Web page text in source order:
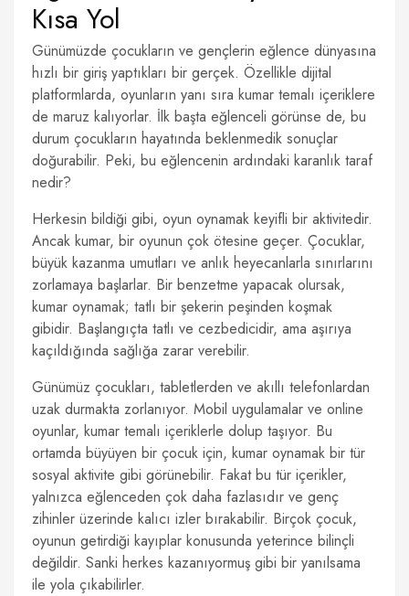
Kısa Yol
Günümüzde çocukların ve gençlerin eğlence dünyasına
hızlı bir giriş yaptıkları bir gerçek. Özellikle dijital
platformlarda, oyunların yanı sıra kumar temalı içeriklere
de maruz kalıyorlar. İlk başta eğlenceli görünse de, bu
durum çocukların hayatında beklenmedik sonuçlar
doğurabilir. Peki, bu eğlencenin ardındaki karanlık taraf
nedir?
Herkesin bildiği gibi, oyun oynamak keyifli bir aktivitedir.
Ancak kumar, bir oyunun çok ötesine geçer. Çocuklar,
büyük kazanma umutları ve anlık heyecanlarla sınırlarını
zorlamaya başlarlar. Bir benzetme yapacak olursak,
kumar oynamak; tatlı bir şekerin peşinden koşmak
gibidir. Başlangıçta tatlı ve cezbedicidir, ama aşırıya
kaçıldığında sağlığa zarar verebilir.
Günümüz çocukları, tabletlerden ve akıllı telefonlardan
uzak durmakta zorlanıyor. Mobil uygulamalar ve online
oyunlar, kumar temalı içeriklerle dolup taşıyor. Bu
ortamda büyüyen bir çocuk için, kumar oynamak bir tür
sosyal aktivite gibi görünebilir. Fakat bu tür içerikler,
yalnızca eğlenceden çok daha fazlasıdır ve genç
zihinler üzerinde kalıcı izler bırakabilir. Birçok çocuk,
oyunun getirdiği kayıplar konusunda yeterince bilinçli
değildir. Sanki herkes kazanıyormuş gibi bir yanılsama
ile yola çıkabilirler.